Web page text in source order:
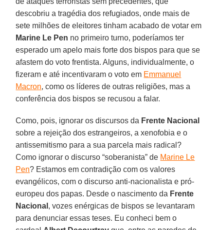
descobriu a tragédia dos refugiados, onde mais de
sete milhões de eleitores tinham acabado de votar em
Marine Le Pen no primeiro turno, poderíamos ter
esperado um apelo mais forte dos bispos para que se
afastem do voto frentista. Alguns, individualmente, o
fizeram e até incentivaram o voto em Emmanuel
Macron, como os líderes de outras religiões, mas a
conferência dos bispos se recusou a falar.
Como, pois, ignorar os discursos da Frente Nacional
sobre a rejeição dos estrangeiros, a xenofobia e o
antissemitismo para a sua parcela mais radical?
Como ignorar o discurso “soberanista” de Marine Le
Pen? Estamos em contradição com os valores
evangélicos, com o discurso anti-nacionalista e pró-
europeu dos papas. Desde o nascimento da Frente
Nacional , vozes enérgicas de bispos se levantaram
para denunciar essas teses. Eu conheci bem o